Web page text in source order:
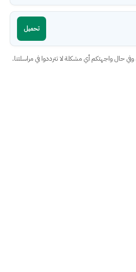
تحميل
حال واجهتكم أي مشكلة لا تترددوا في مراسلتنا.